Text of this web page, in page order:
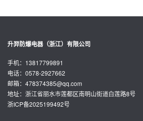
升羿防爆电器（浙江）有限公司
手机：13817799891
电话：0578-2927662
邮箱： 478374385@qq.com
地址：浙江省丽水市莲都区南明山街道白莲路8号
浙ICP备2025199492号